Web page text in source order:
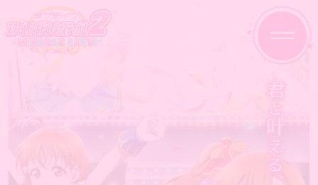
NEWS